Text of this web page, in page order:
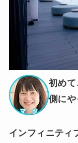
初め
側にや
インフィニティ